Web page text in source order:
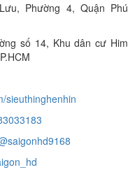
Phường 4, Quận Phú
số 14, Khu dân cư Him
sieuthinghenhin